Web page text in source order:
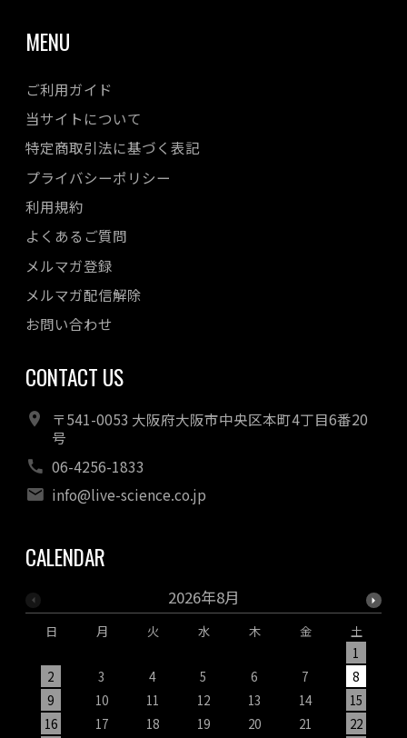
MENU
ご利用ガイド
当サイトについて
特定商取引法に基づく表記
プライバシーポリシー
利用規約
よくあるご質問
メルマガ登録
メルマガ配信解除
お問い合わせ
CONTACT US
〒541-0053 大阪府大阪市中央区本町4丁目6番20
号
06-4256-1833
info@live-science.co.jp
CALENDAR
2026年8月
日 月 火 水 木 金
土
1
2
3 4 5 6 7
8
9
10 11 12 13 14
15
16
17 18 19 20 21 22